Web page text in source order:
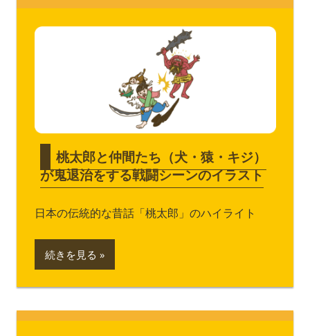
桃太郎と仲間たち（犬・猿・キジ）
が鬼退治をする戦闘シーンのイラスト
日本の伝統的な昔話「桃太郎」のハイライト
続きを見る